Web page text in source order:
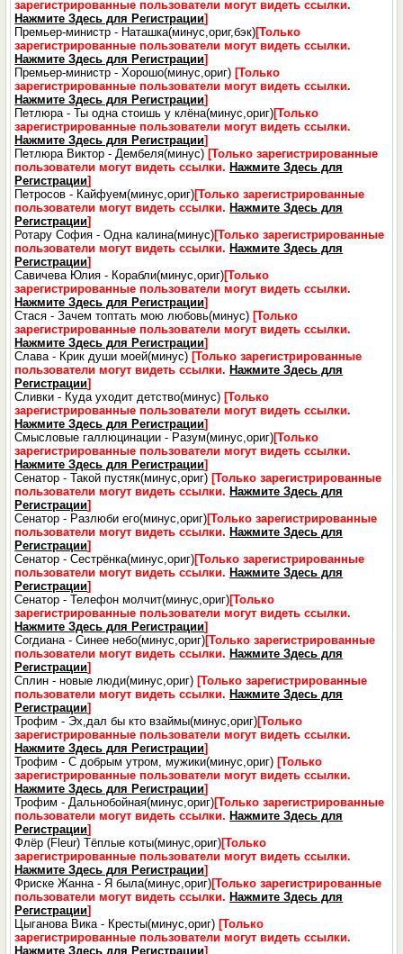
зарегистрированные пользователи могут видеть ссылки.
Нажмите Здесь для Регистрации]
Премьер-министр - Наташка(минус,ориг,бэк)[Только
зарегистрированные пользователи могут видеть ссылки.
Нажмите Здесь для Регистрации]
Премьер-министр - Хорошо(минус,ориг) [Только
зарегистрированные пользователи могут видеть ссылки.
Нажмите Здесь для Регистрации]
Петлюра - Ты одна стоишь у клёна(минус,ориг)[Только
зарегистрированные пользователи могут видеть ссылки.
Нажмите Здесь для Регистрации]
Петлюра Виктор - Дембеля(минус) [Только зарегистрированные
пользователи могут видеть ссылки. Нажмите Здесь для
Регистрации]
Петросов - Кайфуем(минус,ориг)[Только зарегистрированные
пользователи могут видеть ссылки. Нажмите Здесь для
Регистрации]
Ротару София - Одна калина(минус)[Только зарегистрированные
пользователи могут видеть ссылки. Нажмите Здесь для
Регистрации]
Савичева Юлия - Корабли(минус,ориг)[Только
зарегистрированные пользователи могут видеть ссылки.
Нажмите Здесь для Регистрации]
Стася - Зачем топтать мою любовь(минус) [Только
зарегистрированные пользователи могут видеть ссылки.
Нажмите Здесь для Регистрации]
Слава - Крик души моей(минус) [Только зарегистрированные
пользователи могут видеть ссылки. Нажмите Здесь для
Регистрации]
Сливки - Куда уходит детство(минус) [Только
зарегистрированные пользователи могут видеть ссылки.
Нажмите Здесь для Регистрации]
Смысловые галлюцинации - Разум(минус,ориг)[Только
зарегистрированные пользователи могут видеть ссылки.
Нажмите Здесь для Регистрации]
Сенатор - Такой пустяк(минус,ориг) [Только зарегистрированные
пользователи могут видеть ссылки. Нажмите Здесь для
Регистрации]
Сенатор - Разлюби его(минус,ориг)[Только зарегистрированные
пользователи могут видеть ссылки. Нажмите Здесь для
Регистрации]
Сенатор - Сестрёнка(минус,ориг)[Только зарегистрированные
пользователи могут видеть ссылки. Нажмите Здесь для
Регистрации]
Сенатор - Телефон молчит(минус,ориг)[Только
зарегистрированные пользователи могут видеть ссылки.
Нажмите Здесь для Регистрации]
Согдиана - Синее небо(минус,ориг)[Только зарегистрированные
пользователи могут видеть ссылки. Нажмите Здесь для
Регистрации]
Сплин - новые люди(минус,ориг) [Только зарегистрированные
пользователи могут видеть ссылки. Нажмите Здесь для
Регистрации]
Трофим - Эх,дал бы кто взаймы(минус,ориг)[Только
зарегистрированные пользователи могут видеть ссылки.
Нажмите Здесь для Регистрации]
Трофим - С добрым утром, мужики(минус,ориг) [Только
зарегистрированные пользователи могут видеть ссылки.
Нажмите Здесь для Регистрации]
Трофим - Дальнобойная(минус,ориг)[Только зарегистрированные
пользователи могут видеть ссылки. Нажмите Здесь для
Регистрации]
Флёр (Fleur) Тёплые коты(минус,ориг)[Только
зарегистрированные пользователи могут видеть ссылки.
Нажмите Здесь для Регистрации]
Фриске Жанна - Я была(минус,ориг)[Только зарегистрированные
пользователи могут видеть ссылки. Нажмите Здесь для
Регистрации]
Цыганова Вика - Кресты(минус,ориг) [Только
зарегистрированные пользователи могут видеть ссылки.
Нажмите Здесь для Регистрации]